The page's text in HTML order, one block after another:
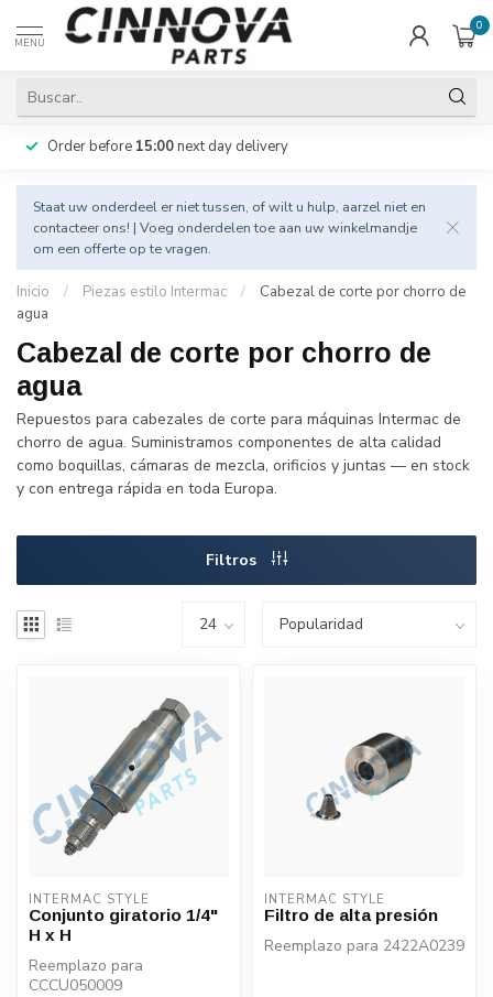
MENÚ
0
Order before 15:00next day delivery
Staat uw onderdeel er niet tussen, of wilt u hulp, aarzel niet en
contacteer ons! | Voeg onderdelen toe aan uw winkelmandje
om een offerte op te vragen.
Inicio / Piezas estilo Intermac /
Cabezal de corte por chorro de
agua
Cabezal de corte por chorro de
agua
Repuestos para cabezales de corte para máquinas Intermac de
chorro de agua. Suministramos componentes de alta calidad
como boquillas, cámaras de mezcla, orificios y juntas — en stock
y con entrega rápida en toda Europa.
Filtros
INTERMAC STYLE
Conjunto giratorio 1/4"
H x H
Reemplazo para
CCCU050009
INTERMAC STYLE
Filtro de alta presión
Reemplazo para 2422A0239